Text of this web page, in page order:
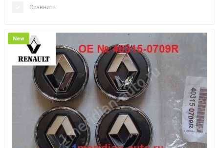
Сравнить
New